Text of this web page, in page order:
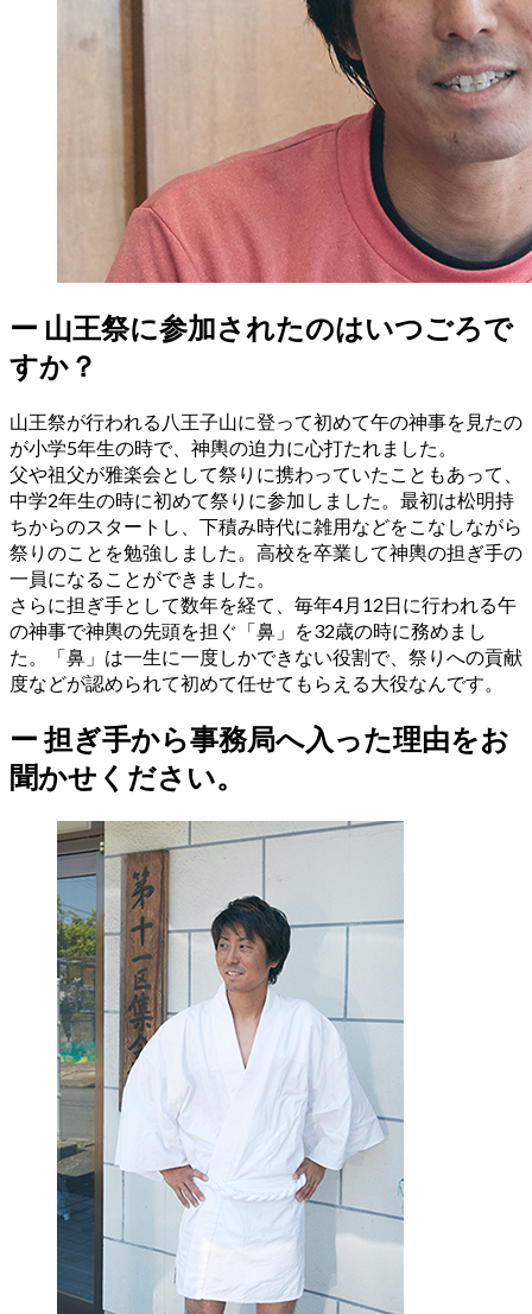
ー 山王祭に参加されたのはいつごろで
すか？
山王祭が行われる八王子山に登って初めて午の神事を見たの
が小学5年生の時で、神輿の迫力に心打たれました。
父や祖父が雅楽会として祭りに携わっていたこともあって、
中学2年生の時に初めて祭りに参加しました。最初は松明持
ちからのスタートし、下積み時代に雑用などをこなしながら
祭りのことを勉強しました。高校を卒業して神輿の担ぎ手の
一員になることができました。
さらに担ぎ手として数年を経て、毎年4月12日に行われる午
の神事で神輿の先頭を担ぐ「鼻」を32歳の時に務めまし
た。「鼻」は一生に一度しかできない役割で、祭りへの貢献
度などが認められて初めて任せてもらえる大役なんです。
ー担ぎ手から事務局へ入った理由をお
聞かせください。